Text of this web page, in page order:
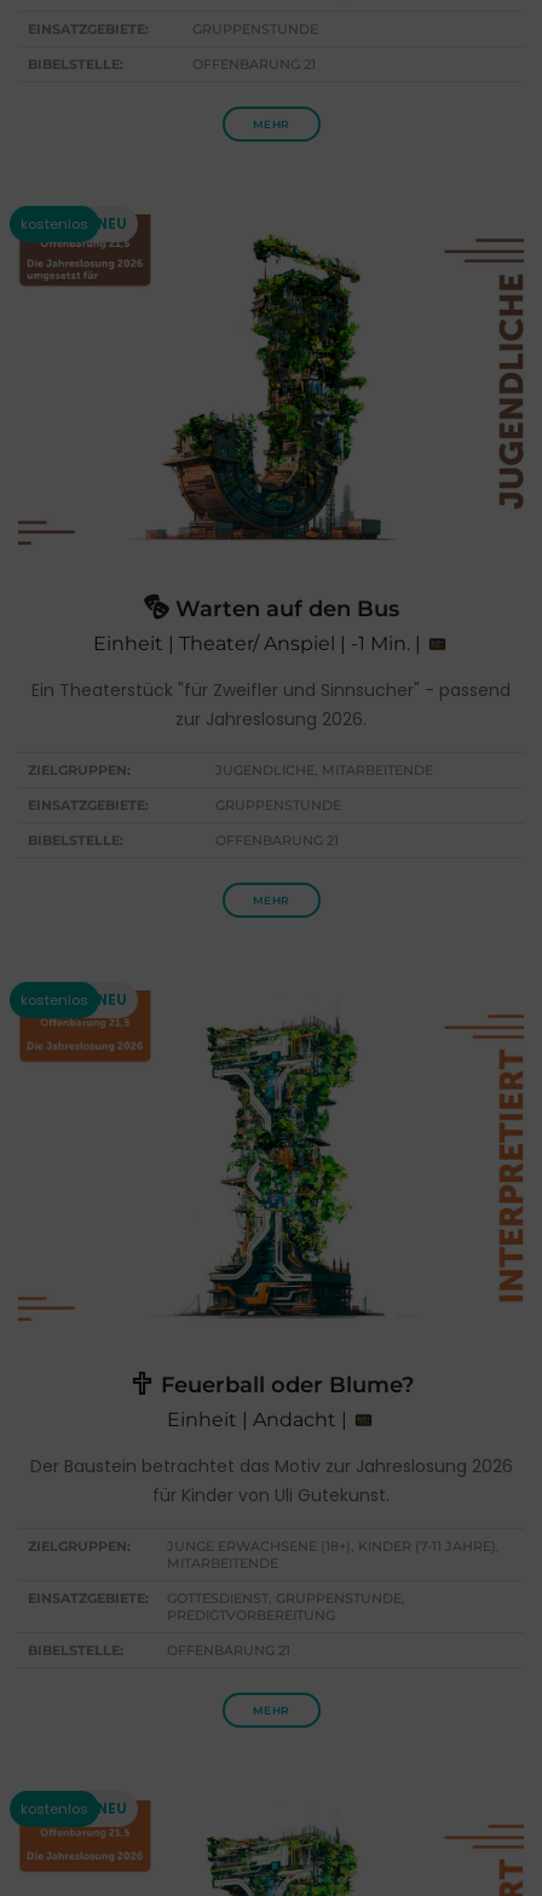
EINSATZGEBIETE: GRUPPENSTUNDE
BIBELSTELLE: OFFENBARUNG 21
MEHR
Warten auf den Bus
Einheit | Theater/ Anspiel | -1 Min. |
Ein Theaterstück "für Zweifler und Sinnsucher" - passend
zur Jahreslosung 2026.
ZIELGRUPPEN: JUGENDLICHE, MITARBEITENDE
EINSATZGEBIETE: GRUPPENSTUNDE
BIBELSTELLE: OFFENBARUNG 21
MEHR
Feuerball oder Blume?
Einheit | Andacht |
Der Baustein betrachtet das Motiv zur Jahreslosung 2026
für Kinder von Uli Gutekunst.
ZIELGRUPPEN:
JUNGE ERWACHSENE (18+), KINDER (7-11 JAHRE),
MITARBEITENDE
EINSATZGEBIETE:
GOTTESDIENST, GRUPPENSTUNDE,
PREDIGTVORBEREITUNG
BIBELSTELLE: OFFENBARUNG 21
MEHR